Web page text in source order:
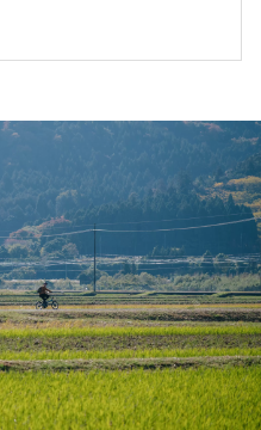
ญ่แห่งนี้ได้หลายครั้งและ